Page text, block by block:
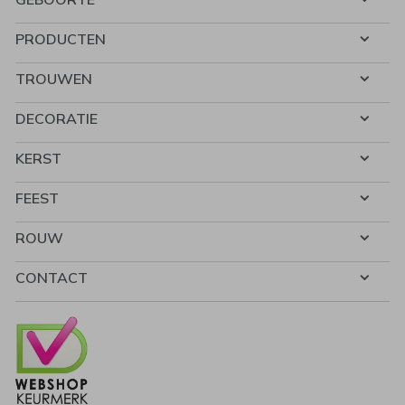
PRODUCTEN
TROUWEN
DECORATIE
KERST
FEEST
ROUW
CONTACT